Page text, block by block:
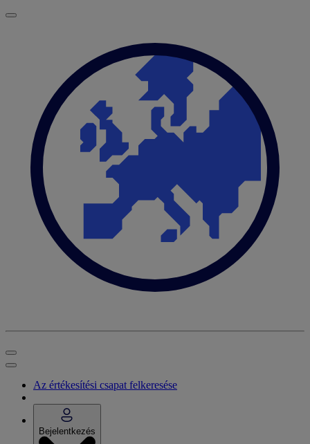
Az értékesítési csapat felkeresése
Bejelentkezés